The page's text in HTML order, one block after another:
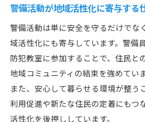
警備活動が地域活性化に寄与する
警備活動は単に安全を守るだけでな
域活性化にも寄与しています。警備
防犯教室に参加することで、住民と
地域コミュニティの結束を強めていま
また、安心して暮らせる環境が整う
利用促進や新たな住民の定着にもつ
活性化を後押ししています。